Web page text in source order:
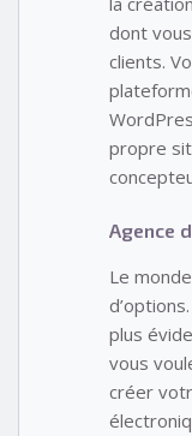
dont
clients.
propre
Agence
Le
plus
vous
créer